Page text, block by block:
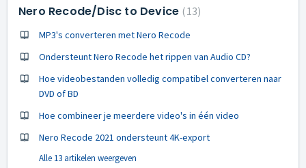
Nero Recode/Disc to Device 13
MP3's converteren met Nero Recode
Ondersteunt Nero Recode het rippen van Audio CD?
Hoe videobestanden volledig compatibel converteren naar
DVD of BD
Hoe combineer je meerdere video's in één video
Nero Recode 2021 ondersteunt 4K-export
Alle 13 artikelen weergeven